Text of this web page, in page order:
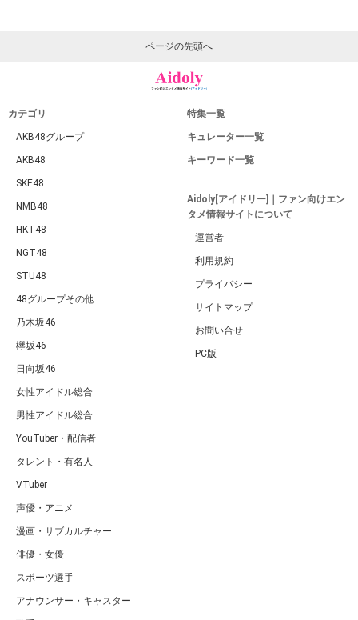
ページの先頭へ
カテゴリ
AKB48グループ
AKB48
SKE48
NMB48
HKT48
NGT48
STU48
48グループその他
乃木坂46
欅坂46
日向坂46
女性アイドル総合
男性アイドル総合
YouTuber・配信者
タレント・有名人
VTuber
声優・アニメ
漫画・サブカルチャー
俳優・女優
スポーツ選手
アナウンサー・キャスター
特集一覧
キュレーター一覧
キーワード一覧
Aidoly[アイドリー]｜ファン向けエン
タメ情報サイトについて
運営者
利用規約
プライバシー
サイトマップ
お問い合せ
PC版